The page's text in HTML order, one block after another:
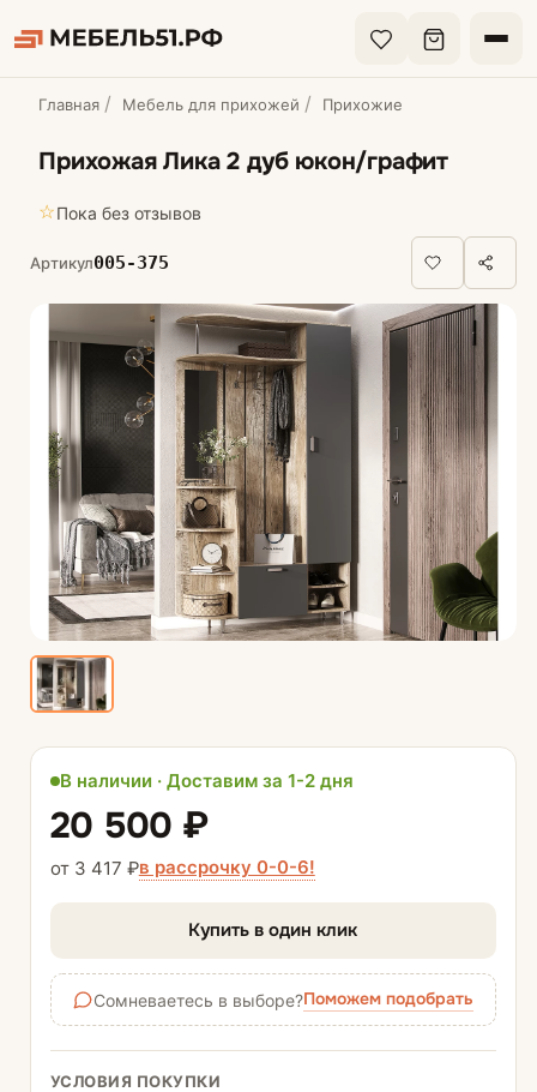
Главная Мебель для прихожей Прихожие
Прихожая Лика 2 дуб юкон/графит
☆Пока без отзывов
Артикул005-375
В наличии · Доставим за 1-2 дня
20 500 ₽
от 3 417 ₽в рассрочку 0-0-6!
Купить в один клик
Сомневаетесь в выборе?Поможем подобрать
УСЛОВИЯ ПОКУПКИ